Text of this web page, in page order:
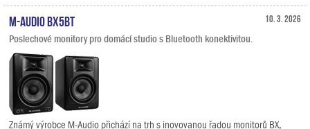
10. 3. 2026
M-Audio BX5BT
Poslechové monitory pro domácí studio s Bluetooth konektivitou.
Známý výrobce M-Audio přichází na trh s inovovanou řadou monitorů BX,